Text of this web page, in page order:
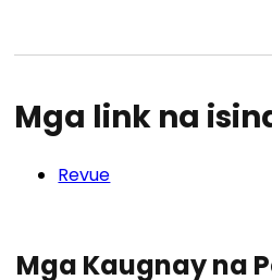
Mga link na
Revue
Mga Kaugnay na